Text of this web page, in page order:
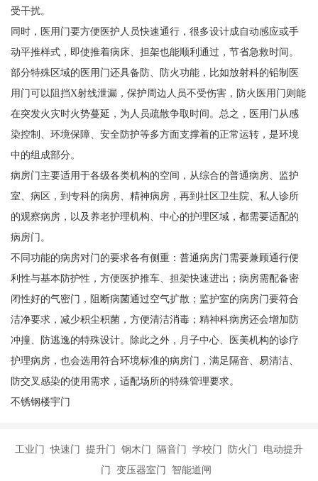
受干扰。
同时，医用门要方便医护人员快速通行，很多设计成自动感应或手
动平推样式，即使推着病床、担架也能顺利通过，节省急救时间。
部分特殊区域的医用门还具备防、防火功能，比如放射科的铅制医
用门可以阻挡X射线泄漏，保护周边人员不受伤害，防火医用门则能
在突发火灾时火势蔓延，为人员疏散争取时间。总之，医用门从感
染控制、环境保障、安全防护等多方面支撑着的正常运转，是环境
中的组成部分。
病房门主要适用于各级各类机构的空间，从综合的普通病房、监护
室、病区，到专科的病房、精神病房，再到社区卫生院、私人诊所
的观察病房，以及养老护理机构、中心的护理区域，都需要适配的
病房门。
不同功能的病房对门的要求各有侧重：普通病房门需要兼顾通行便
利性与基本防护性，方便医护推车、担架快速进出；病房需配备密
闭性好的气密门，阻断病菌通过空气扩散；监护室的病房门要符合
洁净要求，减少积尘积菌，方便清洁消毒；精神科病房还会增加防
冲撞、防逃逸的特殊设计。除此之外，月子中心、医美机构的诊疗
护理病房，也会选用符合环境标准的病房门，满足隔音、易清洁、
防交叉感染的使用需求，适配场所的特殊管理要求。
不锈钢楼宇门
工业门 快速门 提升门 钢木门 隔音门 学校门 防火门 电动提升
门 变压器室门 智能道闸